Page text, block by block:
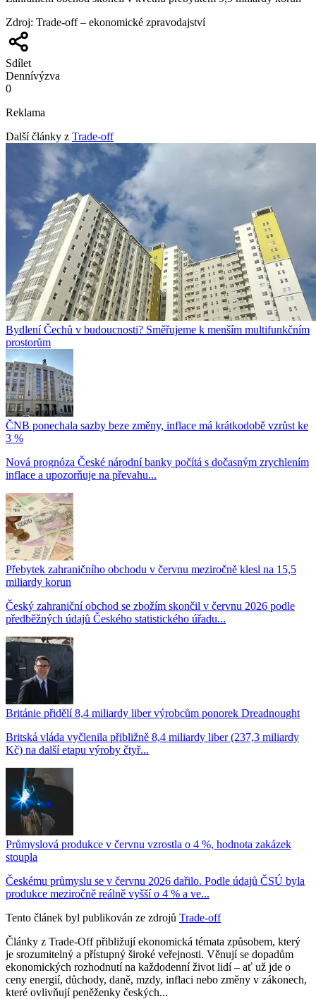
Zdroj: Trade-off – ekonomické zpravodajství
Sdílet
Dennívýzva
0
Reklama
Další články z Trade-off
Bydlení Čechů v budoucnosti? Směřujeme k menším multifunkčním
prostorům
ČNB ponechala sazby beze změny, inflace má krátkodobě vzrůst ke
3 %
Nová prognóza České národní banky počítá s dočasným zrychlením
inflace a upozorňuje na převahu...
Přebytek zahraničního obchodu v červnu meziročně klesl na 15,5
miliardy korun
Český zahraniční obchod se zbožím skončil v červnu 2026 podle
předběžných údajů Českého statistického úřadu...
Británie přidělí 8,4 miliardy liber výrobcům ponorek Dreadnought
Britská vláda vyčlenila přibližně 8,4 miliardy liber (237,3 miliardy
Kč) na další etapu výroby čtyř...
Průmyslová produkce v červnu vzrostla o 4 %, hodnota zakázek
stoupla
Českému průmyslu se v červnu 2026 dařilo. Podle údajů ČSÚ byla
produkce meziročně reálně vyšší o 4 % a ve...
Tento článek byl publikován ze zdrojů Trade-off
Články z Trade-Off přibližují ekonomická témata způsobem, který
je srozumitelný a přístupný široké veřejnosti. Věnují se dopadům
ekonomických rozhodnutí na každodenní život lidí – ať už jde o
ceny energií, důchody, daně, mzdy, inflaci nebo změny v zákonech,
které ovlivňují peněženky českých...